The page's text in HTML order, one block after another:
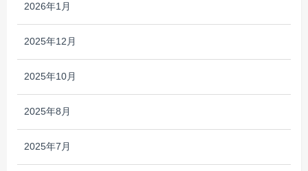
2026年1月
2025年12月
2025年10月
2025年8月
2025年7月